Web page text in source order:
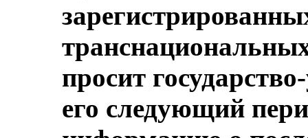
просит
его следующий